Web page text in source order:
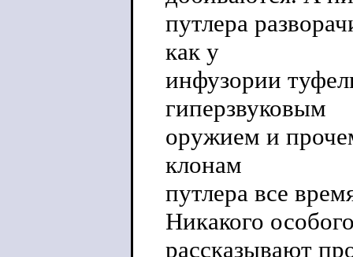
путлера
как у
инфузории
гиперзвуковым
оружием и
клонам
путлера все
Никакого
рассказывают